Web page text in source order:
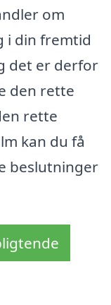
om
i din fremtid
det er derfor
den rette
rette
kan du få
beslutninger